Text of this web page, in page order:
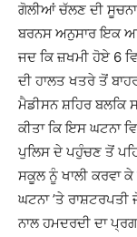
ਗੋਲੀਆਂ ਚੱਲਣ ਦੀ
ਬਰਨਸ ਅਨੁਸਾਰ ਇਕ
ਜਦ ਕਿ ਜ਼ਖਮੀ ਹੋਏ 6
ਦੀ ਹਾਲਤ ਖਤਰੇ ਤੋਂ
ਮੈਡੀਸਨ ਸ਼ਹਿਰ
ਕੀਤਾ ਕਿ ਇਸ ਘਟਨਾ
ਪੁਲਿਸ ਦੇ ਪਹੁੰਚਣ ਤੋਂ
ਸਕੂਲ ਨੂੰ ਖਾਲੀ ਕਰਵਾ
ਘਟਨਾ ’ਤੇ
ਨਾਲ ਹਮਦਰਦੀ ਦਾ